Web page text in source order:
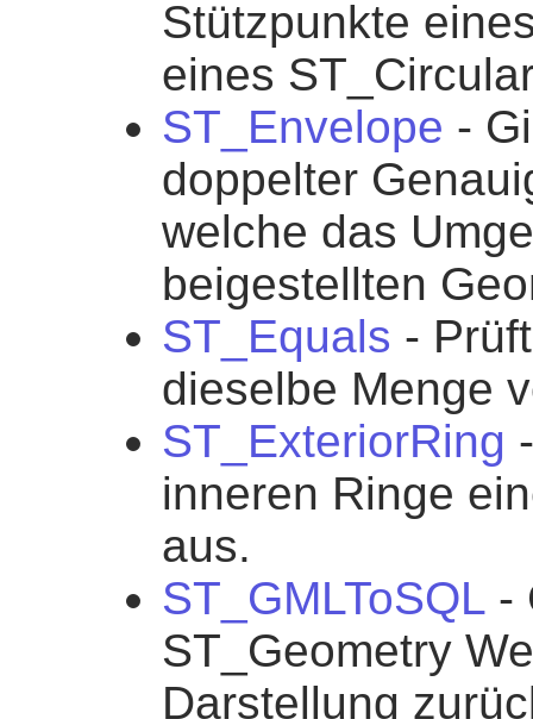
Stützpunkte
eines
ST_Envelope -
doppelter
welche das
beigestellten
ST_Equals -
dieselbe Menge
ST_ExteriorRing
inneren Ringe
aus.
ST_GMLToSQL -
ST_Geometry
Darstellung